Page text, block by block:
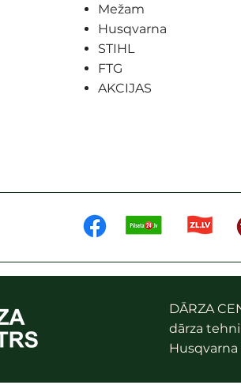
Mežam
Husqvarna
STIHL
FTG
AKCIJAS
DĀRZA
dārza